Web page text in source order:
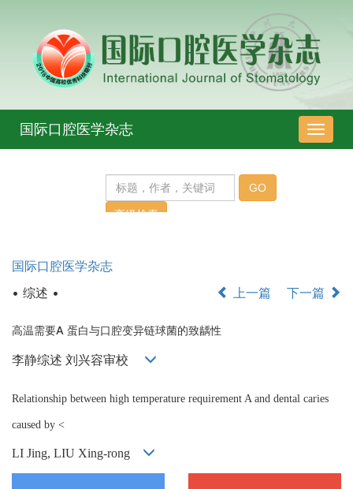
导
航
国际口腔医学杂志
国际口腔医学杂志
• 综述 •
上一篇 下一篇
高温需要A 蛋白与口腔变异链球菌的致龋性
李静综述 刘兴容审校
Relationship between high temperature requirement A and dental caries
caused by <
LI Jing, LIU Xing-rong